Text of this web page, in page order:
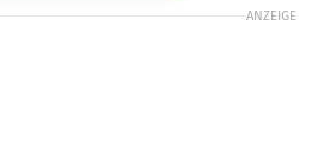
ANZEIGE